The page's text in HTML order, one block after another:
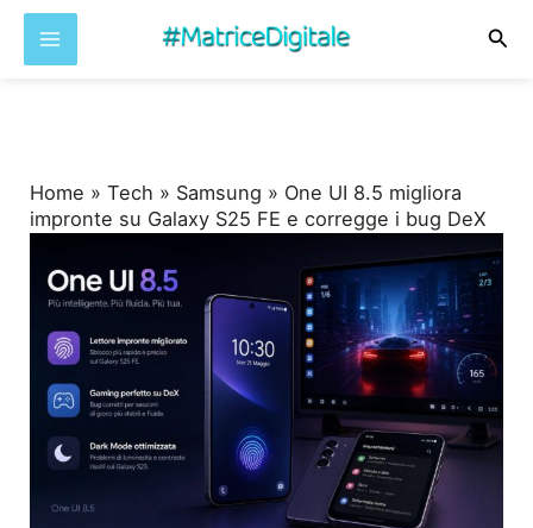
Home »Tech » Samsung » One UI 8.5 migliora
impronte su Galaxy S25 FE e corregge i bug DeX